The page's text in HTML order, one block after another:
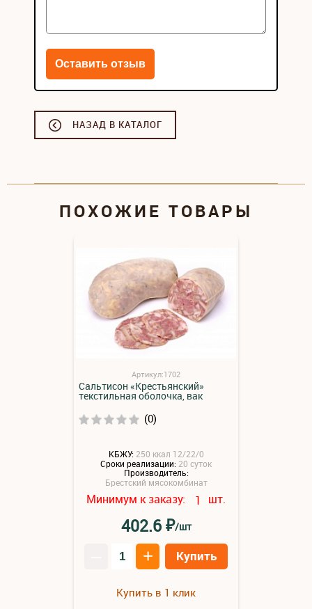
НАЗАД В КАТАЛОГ
ПОХОЖИЕ ТОВАРЫ
Артикул:1702
Сальтисон «Крестьянский»
текстильная оболочка, вак
(0)
КБЖУ: 250 ккал 12/22/0
Сроки реализации: 20 суток
Производитель:
Брестский мясокомбинат
Минимум к заказу: 1 шт.
402.6₽/шт
+ Купить
Купить в 1 клик